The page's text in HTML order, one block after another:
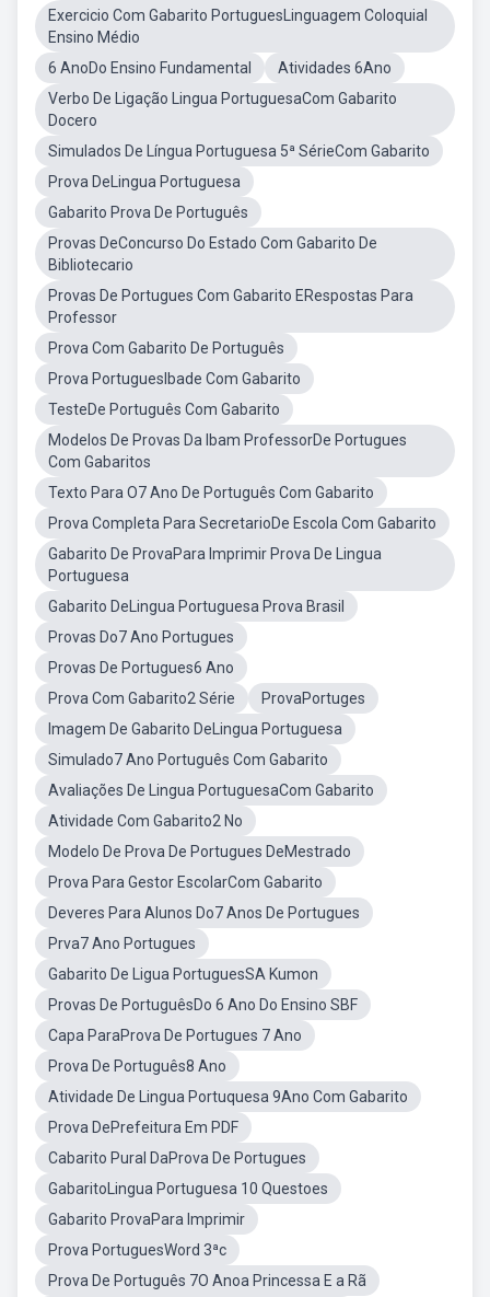
Exercicio Com Gabarito PortuguesLinguagem Coloquial
Ensino Médio
6 AnoDo Ensino Fundamental
Atividades 6Ano
Verbo De Ligação Lingua PortuguesaCom Gabarito
Docero
Simulados De Língua Portuguesa 5ª SérieCom Gabarito
Prova DeLingua Portuguesa
Gabarito Prova De Português
Provas DeConcurso Do Estado Com Gabarito De
Bibliotecario
Provas De Portugues Com Gabarito ERespostas Para
Professor
Prova Com Gabarito De Português
Prova PortuguesIbade Com Gabarito
TesteDe Português Com Gabarito
Modelos De Provas Da Ibam ProfessorDe Portugues
Com Gabaritos
Texto Para O7 Ano De Português Com Gabarito
Prova Completa Para SecretarioDe Escola Com Gabarito
Gabarito De ProvaPara Imprimir Prova De Lingua
Portuguesa
Gabarito DeLingua Portuguesa Prova Brasil
Provas Do7 Ano Portugues
Provas De Portugues6 Ano
Prova Com Gabarito2 Série
ProvaPortuges
Imagem De Gabarito DeLingua Portuguesa
Simulado7 Ano Português Com Gabarito
Avaliações De Lingua PortuguesaCom Gabarito
Atividade Com Gabarito2 No
Modelo De Prova De Portugues DeMestrado
Prova Para Gestor EscolarCom Gabarito
Deveres Para Alunos Do7 Anos De Portugues
Prva7 Ano Portugues
Gabarito De Ligua PortuguesSA Kumon
Provas De PortuguêsDo 6 Ano Do Ensino SBF
Capa ParaProva De Portugues 7 Ano
Prova De Português8 Ano
Atividade De Lingua Portuquesa 9Ano Com Gabarito
Prova DePrefeitura Em PDF
Cabarito Pural DaProva De Portugues
GabaritoLingua Portuguesa 10 Questoes
Gabarito ProvaPara Imprimir
Prova PortuguesWord 3ªc
Prova De Português 7O Anoa Princessa E a Rã